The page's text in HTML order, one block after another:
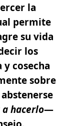
la
permite
su vida
los
cosecha
sobre
hacerlo—